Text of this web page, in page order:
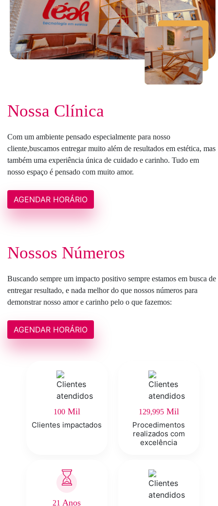
Nossa Clínica
Com um ambiente pensado especialmente para nosso
cliente,buscamos entregar muito além de resultados em estética, mas
também uma experiência única de cuidado e carinho. Tudo em
nosso espaço é pensado com muito amor.
AGENDAR HORÁRIO
Nossos Números
Buscando sempre um impacto positivo sempre estamos em busca de
entregar resultado, e nada melhor do que nossos números para
demonstrar nosso amor e carinho pelo o que fazemos:
AGENDAR HORÁRIO
100Mil
Clientes impactados
129,995Mil
Procedimentos
realizados com
excelência
21 Anos